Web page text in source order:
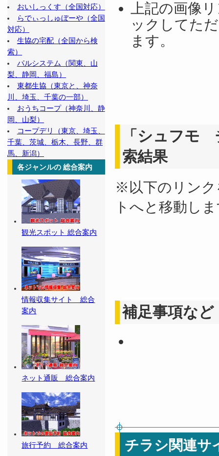
上記の画像
ックしてた
ます。
「シュフモ
索結果
※以下のリンク
トへと移動し
補足事項など
チラシ関連
おいしっくす（全国対応）
らでぃっしゅぼーや（全国
対応）
生協の宅配（全国から検
索）
パルシステム（関東、山
梨、静岡、福島）
東都生協（東京と、神奈
川、埼玉、千葉の一部）
おうちコープ（神奈川、静
岡、山梨）
コープデリ（東京、埼玉、
千葉、茨城、栃木、長野、群
馬、新潟）
各ジャンルの 総合案内
観光スポット 総合案内
情報収集サイト 総合
案内
ネット通販 総合案内
旅行予約 総合案内